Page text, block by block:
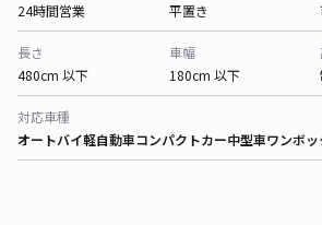
24時間営業
平置き
長さ
480cm 以下
車幅
180cm 以下
対応車種
オートバイ軽自動車コンパクトカー中型車ワンボッ